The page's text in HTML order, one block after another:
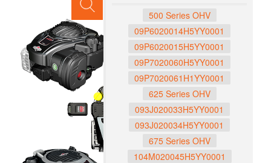
500 Series OHV
09P6020014H5YY0001
09P6020015H5YY0001
09P7020060H5YY0001
09P7020061H1YY0001
625 Series OHV
093J020033H5YY0001
093J020034H5YY0001
675 Series OHV
104M020045H5YY0001